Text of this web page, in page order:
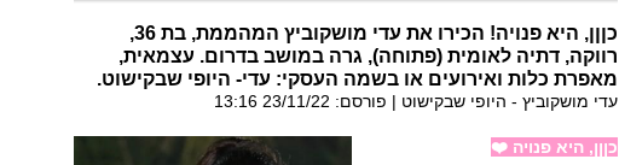
כןןן, היא פנויה! הכירו את עדי מושקוביץ המהממת, בת 36,
רווקה, דתיה לאומית (פתוחה), גרה במושב בדרום. עצמאית,
מאפרת כלות ואירועים או בשמה העסקי: עדי- היופי שבקישוט.
עדי מושקוביץ - היופי שבקישוט | פורסם: 23/11/22 13:16
כןןן, היא פנויה ❤️